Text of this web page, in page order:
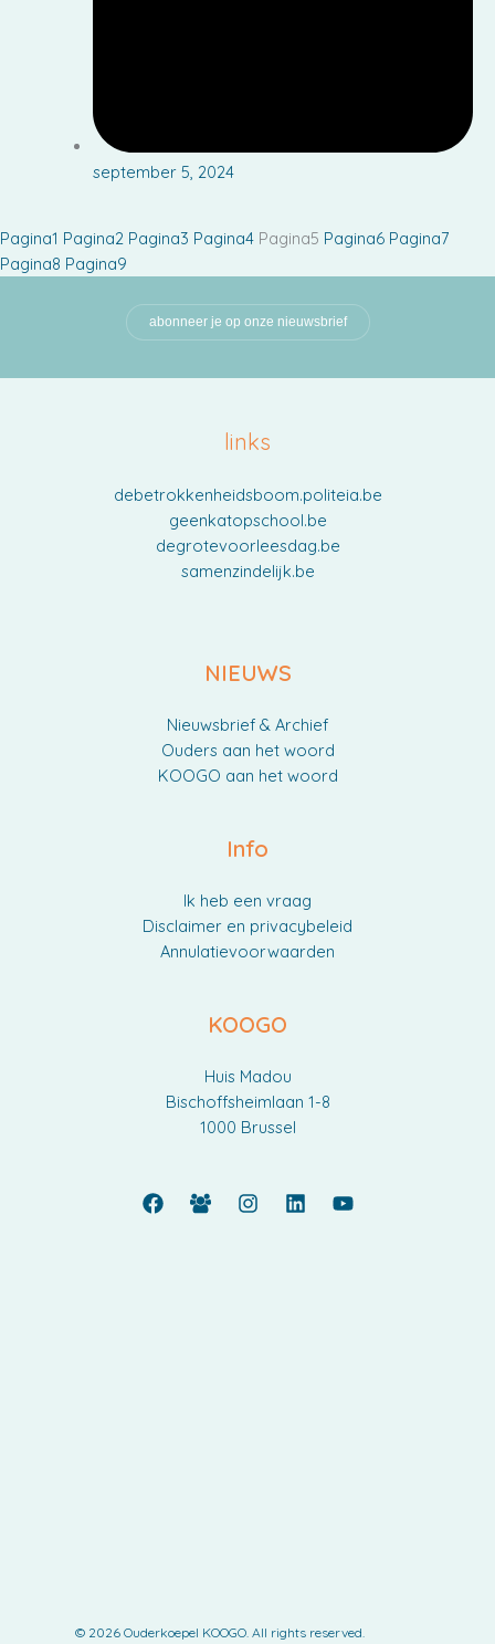
september 5, 2024
Pagina1 Pagina2 Pagina3 Pagina4 Pagina5 Pagina6 Pagina7
Pagina8 Pagina9
abonneer je op onze nieuwsbrief
links
debetrokkenheidsboom.politeia.be
geenkatopschool.be
degrotevoorleesdag.be
samenzindelijk.be
NIEUWS
Nieuwsbrief & Archief
Ouders aan het woord
KOOGO aan het woord
Info
Ik heb een vraag
Disclaimer en privacybeleid
Annulatievoorwaarden
KOOGO
Huis Madou
Bischoffsheimlaan 1-8
1000 Brussel
© 2026 Ouderkoepel KOOGO. All rights reserved.